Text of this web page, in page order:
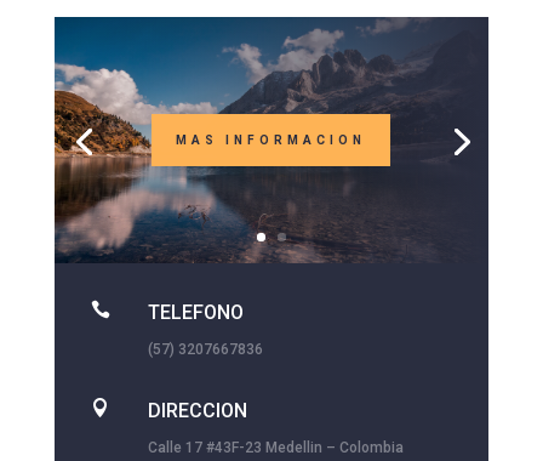
MAS INFORMACION
 TELEFONO
(57) 3207667836
 DIRECCION
Calle 17 #43F-23 Medellin – Colombia